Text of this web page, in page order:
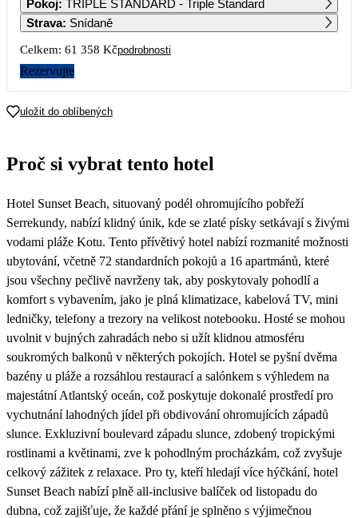
7
43 899
21
47 779
38 339 44 959
Pokoj: TRIPLE STANDARD - Triple Standard
Strava: Snídaně
Celkem: 61 358 Kčpodrobnosti
Rezervujte
uložit do oblíbených
Proč si vybrat tento hotel
Hotel Sunset Beach, situovaný podél ohromujícího pobřeží
Serrekundy, nabízí klidný únik, kde se zlaté písky setkávají s živými
vodami pláže Kotu. Tento přívětivý hotel nabízí rozmanité možnosti
ubytování, včetně 72 standardních pokojů a 16 apartmánů, které
jsou všechny pečlivě navrženy tak, aby poskytovaly pohodlí a
komfort s vybavením, jako je plná klimatizace, kabelová TV, mini
ledničky, telefony a trezory na velikost notebooku. Hosté se mohou
uvolnit v bujných zahradách nebo si užít klidnou atmosféru
soukromých balkonů v některých pokojích. Hotel se pyšní dvěma
bazény u pláže a rozsáhlou restaurací a salónkem s výhledem na
majestátní Atlantský oceán, což poskytuje dokonalé prostředí pro
vychutnání lahodných jídel při obdivování ohromujících západů
slunce. Exkluzivní boulevard západu slunce, zdobený tropickými
rostlinami a květinami, zve k pohodlným procházkám, což zvyšuje
celkový zážitek z relaxace. Pro ty, kteří hledají více hýčkání, hotel
Sunset Beach nabízí plně all-inclusive balíček od listopadu do
dubna, což zajišťuje, že každé přání je splněno s výjimečnou